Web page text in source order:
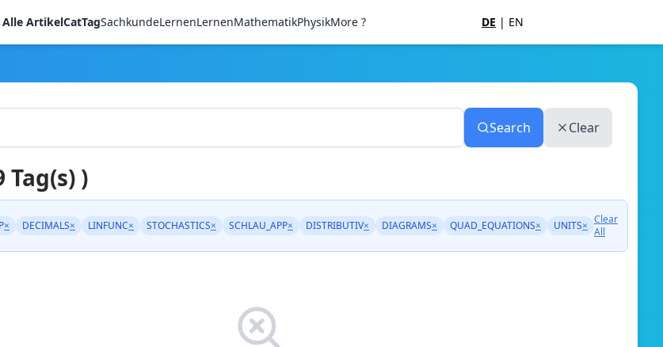
Alle ArtikelCatTagSachkundeLernenLernenMathematikPhysikMore ? DE | EN
Search Clear
)
× DECIMALS× LINFUNC× STOCHASTICS× SCHLAU_APP× DISTRIBUTIV× DIAGRAMS× QUAD_EQUATIONS× UNITS× Clear
All